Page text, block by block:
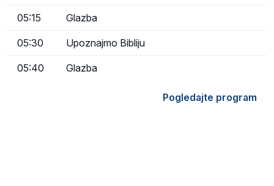
05:15 Glazba
05:30 Upoznajmo Bibliju
05:40 Glazba
Pogledajte program